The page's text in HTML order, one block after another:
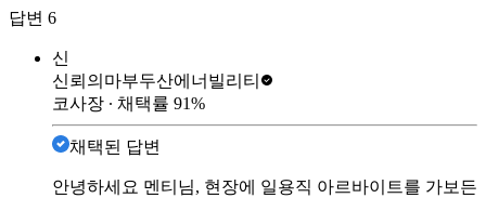
답변 6
신
신뢰의마부두산에너빌리티
코사장 ∙ 채택률 91%
채택된 답변
안녕하세요 멘티님, 현장에 일용직 아르바이트를 가보든